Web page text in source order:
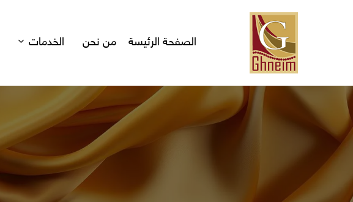
الصفحة الرئيسة من نحن الخدمات